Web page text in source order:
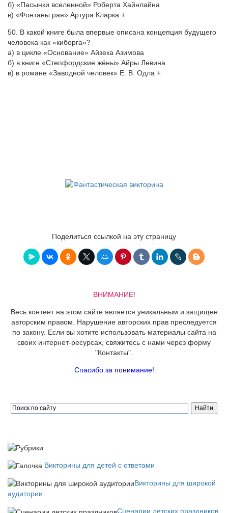
б) «Пасынки вселенной» Роберта Хайнлайна
в) «Фонтаны рая» Артура Кларка +
50. В какой книге была впервые описана концепция будущего
человека как «киборга»?
а) в цикле «Основание» Айзека Азимова
б) в книге «Степфордские жёны» Айры Левина
в) в романе «Заводной человек» Е. В. Одла +
Поделиться ссылкой на эту страницу
ВНИМАНИЕ!
Весь контент на этом сайте является уникальным и защищен
авторским правом. Нарушение авторских прав преследуется
по закону. Если вы хотите использовать материалы сайта на
своих интернет-ресурсах, свяжитесь с нами через форму
"Контакты".
Спасибо за понимание!
Викторины для детей с ответами
Викторины для широкой
аудитории
Сценарии детских праздников